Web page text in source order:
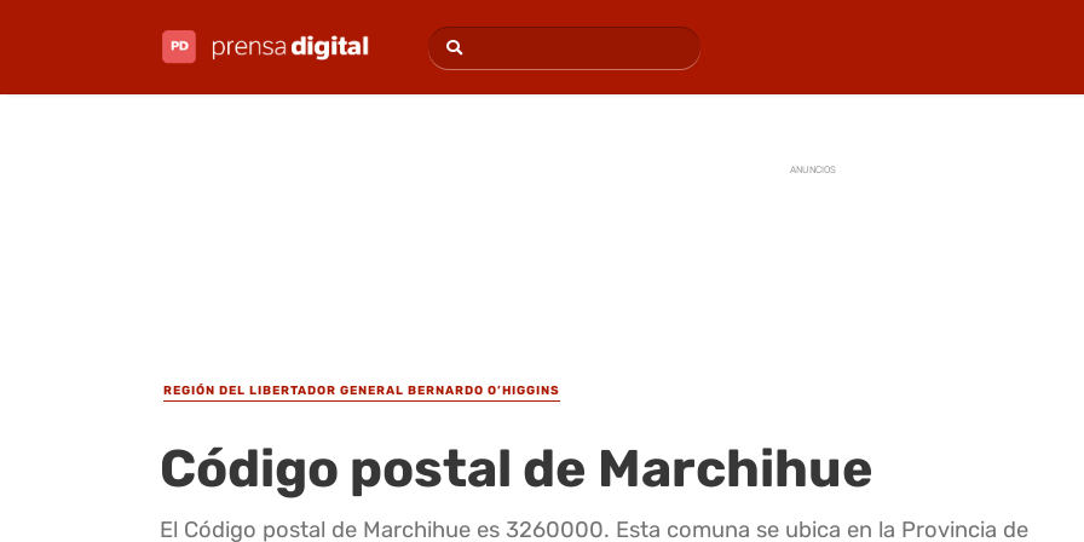
ANUNCIOS
REGIÓN DEL LIBERTADOR GENERAL BERNARDO O’HIGGINS
Código postal de Marchihue
El Código postal de Marchihue es 3260000. Esta comuna se ubica en la Provincia de